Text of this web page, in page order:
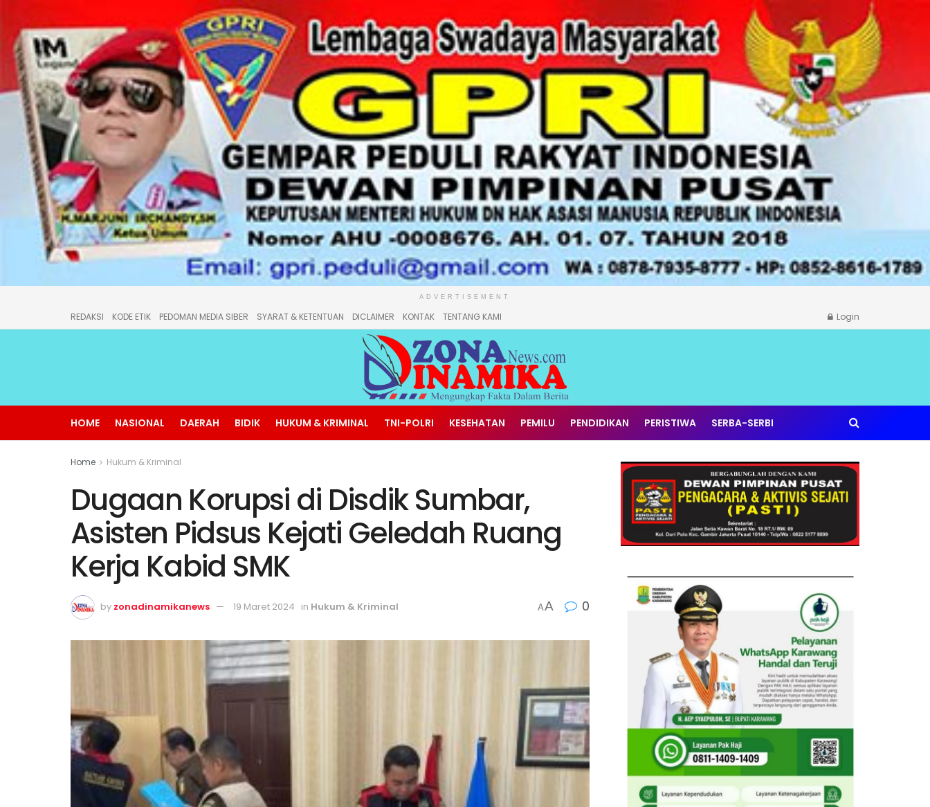
ADVERTISEMENT
REDAKSI KODE ETIK PEDOMAN MEDIA SIBER SYARAT & KETENTUAN DICLAIMER KONTAK TENTANG KAMI Login
HOME NASIONAL DAERAH BIDIK HUKUM & KRIMINAL TNI-POLRI KESEHATAN PEMILU PENDIDIKAN PERISTIWA SERBA-SERBI
Home Hukum & Kriminal
Dugaan Korupsi di Disdik Sumbar,
Asisten Pidsus Kejati Geledah Ruang
Kerja Kabid SMK
by zonadinamikanews 19 Maret 2024 in Hukum & Kriminal AA 0